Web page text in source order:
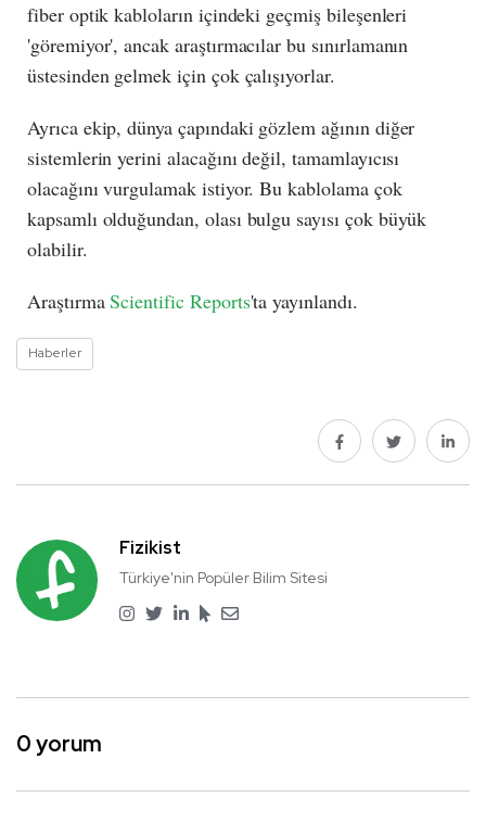
fiber optik kabloların içindeki geçmiş bileşenleri
'göremiyor', ancak araştırmacılar bu sınırlamanın
üstesinden gelmek için çok çalışıyorlar.
Ayrıca ekip, dünya çapındaki gözlem ağının diğer
sistemlerin yerini alacağını değil, tamamlayıcısı
olacağını vurgulamak istiyor. Bu kablolama çok
kapsamlı olduğundan, olası bulgu sayısı çok büyük
olabilir.
AraştırmaScientific Reports'ta yayınlandı.
Haberler
Fizikist
Türkiye'nin Popüler Bilim Sitesi
0 yorum